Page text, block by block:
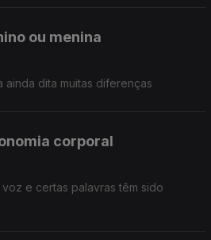
ou menina
ainda dita muitas diferenças
corporal
e certas palavras têm sido